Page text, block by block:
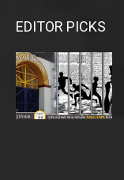
EDITOR PICKS